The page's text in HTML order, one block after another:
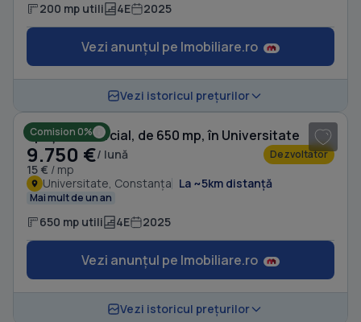
200 mp utili 4E 2025
Vezi anunțul pe Imobiliare.ro
Vezi istoricul prețurilor
Comision 0%
Spațiu comercial, de 650 mp, în Universitate
9.750 €/ lună
15 € / mp
Dezvoltator
Universitate, Constanța La ~5km distanță
Mai mult de un an
650 mp utili 4E 2025
Vezi anunțul pe Imobiliare.ro
Vezi istoricul prețurilor